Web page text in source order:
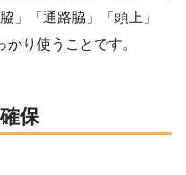
」「通路脇」「頭上」
かり使うことです。
保